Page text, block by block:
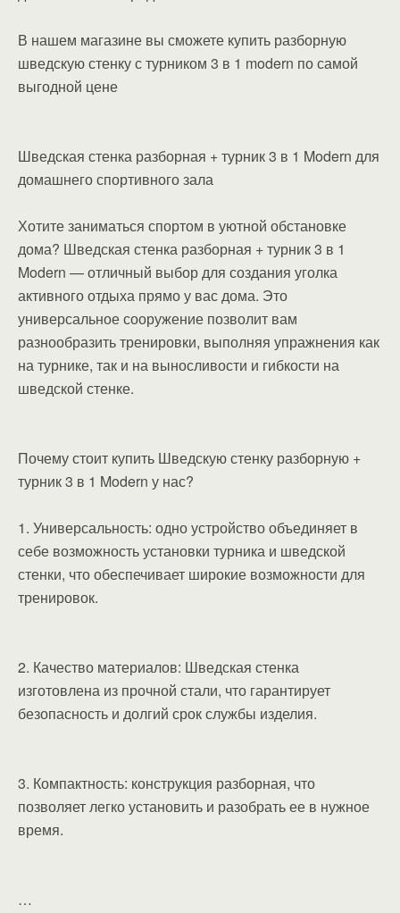
В нашем магазине вы сможете купить разборную
шведскую стенку с турником 3 в 1 modern по самой
выгодной цене
Шведская стенка разборная + турник 3 в 1 Modern для
домашнего спортивного зала
Хотите заниматься спортом в уютной обстановке
дома? Шведская стенка разборная + турник 3 в 1
Modern — отличный выбор для создания уголка
активного отдыха прямо у вас дома. Это
универсальное сооружение позволит вам
разнообразить тренировки, выполняя упражнения как
на турнике, так и на выносливости и гибкости на
шведской стенке.
Почему стоит купить Шведскую стенку разборную +
турник 3 в 1 Modern у нас?
1. Универсальность: одно устройство объединяет в
себе возможность установки турника и шведской
стенки, что обеспечивает широкие возможности для
тренировок.
2. Качество материалов: Шведская стенка
изготовлена из прочной стали, что гарантирует
безопасность и долгий срок службы изделия.
3. Компактность: конструкция разборная, что
позволяет легко установить и разобрать ее в нужное
время.
…